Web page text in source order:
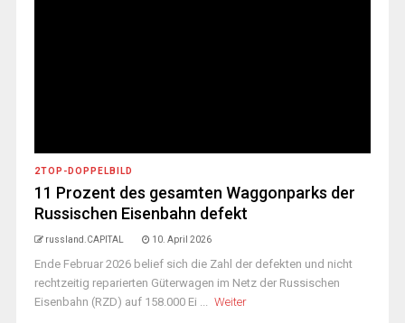
2TOP-DOPPELBILD
11 Prozent des gesamten Waggonparks der
Russischen Eisenbahn defekt
russland.CAPITAL 10. April 2026
Ende Februar 2026 belief sich die Zahl der defekten und nicht
rechtzeitig reparierten Güterwagen im Netz der Russischen
Eisenbahn (RZD) auf 158.000 Ei ... Weiter